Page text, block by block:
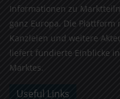
Informationen zu
ganz Europa. Die
Kanzleien und weitere
liefert fundierte Einblicke
Marktes.
Useful Links